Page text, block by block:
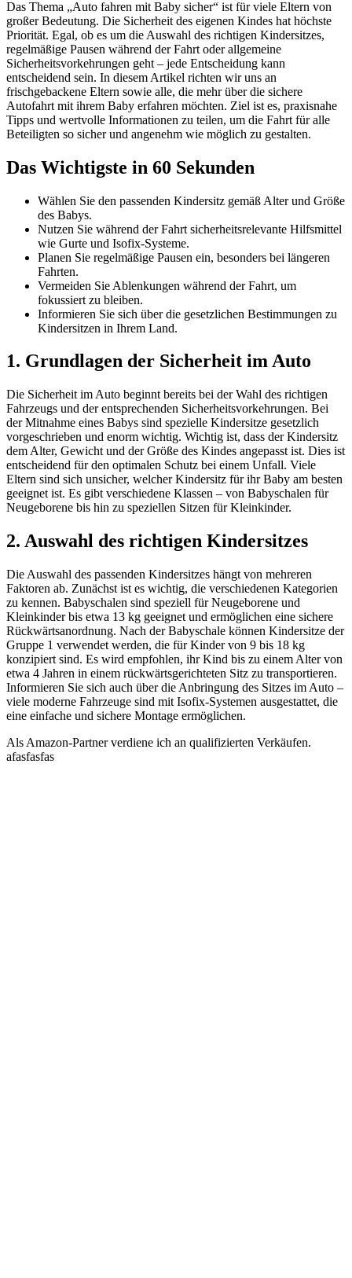
Das Thema „Auto fahren mit Baby sicher“ ist für viele Eltern von
großer Bedeutung. Die Sicherheit des eigenen Kindes hat höchste
Priorität. Egal, ob es um die Auswahl des richtigen Kindersitzes,
regelmäßige Pausen während der Fahrt oder allgemeine
Sicherheitsvorkehrungen geht – jede Entscheidung kann
entscheidend sein. In diesem Artikel richten wir uns an
frischgebackene Eltern sowie alle, die mehr über die sichere
Autofahrt mit ihrem Baby erfahren möchten. Ziel ist es, praxisnahe
Tipps und wertvolle Informationen zu teilen, um die Fahrt für alle
Beteiligten so sicher und angenehm wie möglich zu gestalten.
Das Wichtigste in 60 Sekunden
Wählen Sie den passenden Kindersitz gemäß Alter und Größe
des Babys.
Nutzen Sie während der Fahrt sicherheitsrelevante Hilfsmittel
wie Gurte und Isofix-Systeme.
Planen Sie regelmäßige Pausen ein, besonders bei längeren
Fahrten.
Vermeiden Sie Ablenkungen während der Fahrt, um
fokussiert zu bleiben.
Informieren Sie sich über die gesetzlichen Bestimmungen zu
Kindersitzen in Ihrem Land.
1. Grundlagen der Sicherheit im Auto
Die Sicherheit im Auto beginnt bereits bei der Wahl des richtigen
Fahrzeugs und der entsprechenden Sicherheitsvorkehrungen. Bei
der Mitnahme eines Babys sind spezielle Kindersitze gesetzlich
vorgeschrieben und enorm wichtig. Wichtig ist, dass der Kindersitz
dem Alter, Gewicht und der Größe des Kindes angepasst ist. Dies ist
entscheidend für den optimalen Schutz bei einem Unfall. Viele
Eltern sind sich unsicher, welcher Kindersitz für ihr Baby am besten
geeignet ist. Es gibt verschiedene Klassen – von Babyschalen für
Neugeborene bis hin zu speziellen Sitzen für Kleinkinder.
2. Auswahl des richtigen Kindersitzes
Die Auswahl des passenden Kindersitzes hängt von mehreren
Faktoren ab. Zunächst ist es wichtig, die verschiedenen Kategorien
zu kennen. Babyschalen sind speziell für Neugeborene und
Kleinkinder bis etwa 13 kg geeignet und ermöglichen eine sichere
Rückwärtsanordnung. Nach der Babyschale können Kindersitze der
Gruppe 1 verwendet werden, die für Kinder von 9 bis 18 kg
konzipiert sind. Es wird empfohlen, ihr Kind bis zu einem Alter von
etwa 4 Jahren in einem rückwärtsgerichteten Sitz zu transportieren.
Informieren Sie sich auch über die Anbringung des Sitzes im Auto –
viele moderne Fahrzeuge sind mit Isofix-Systemen ausgestattet, die
eine einfache und sichere Montage ermöglichen.
Als Amazon-Partner verdiene ich an qualifizierten Verkäufen.
afasfasfas